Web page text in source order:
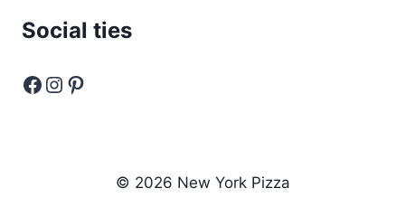
Social ties
Facebook
Instagram
Pinterest
© 2026 New York Pizza